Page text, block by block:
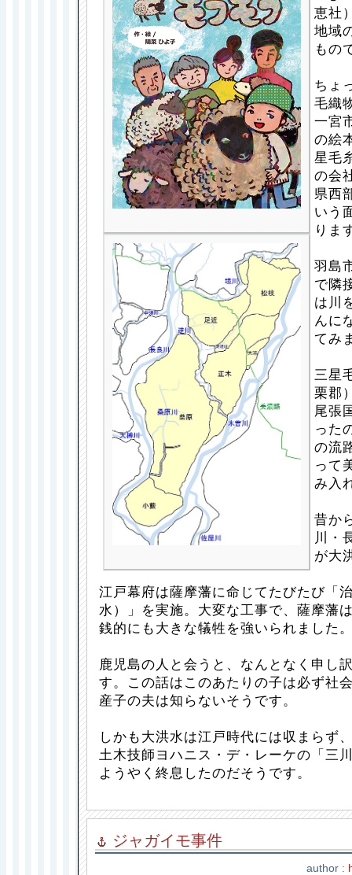
恵社
地域
もの
ちょ
毛織
一宮
の絵
星毛
の会
県西
いう
りま
羽島
で隣
は川
んに
てみ
三星
栗郡
尾張
った
の流
って
み入
昔か
川・
が大
江戸幕府は薩摩藩に命じてたびたび「
水）」を実施。大変な工事で、薩摩藩
銭的にも大きな犠牲を強いられました
鹿児島の人と会うと、なんとなく申し
す。この話はこのあたりの子は必ず社
産子の夫は知らないそうです。
しかも大洪水は江戸時代には収まらず
土木技師ヨハニス・デ・レーケの「三
ようやく終息したのだそうです。
ジャガイモ事件
author :